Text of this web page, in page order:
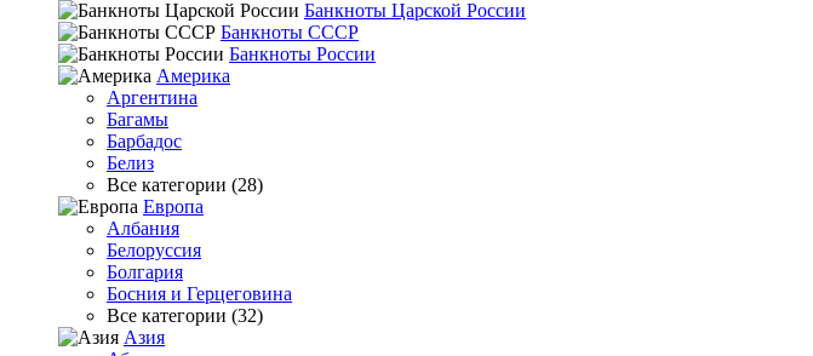
Банкноты Царской России
Банкноты СССР
Банкноты России
Америка
Аргентина
Багамы
Барбадос
Белиз
Все категории (28)
Европа
Албания
Белоруссия
Болгария
Босния и Герцеговина
Все категории (32)
Азия